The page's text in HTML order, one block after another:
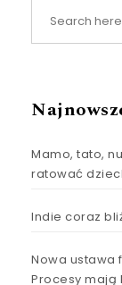
Mamo, tato,
ratować
Indie coraz
Nowa ustawa
Procesy mają